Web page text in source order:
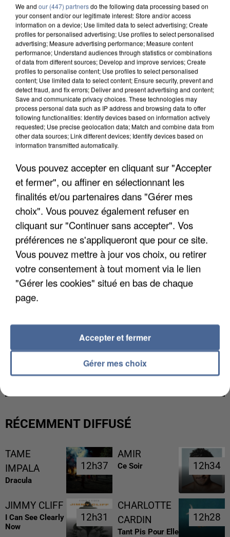
DE FAUNE SAUVAGE SONT...
L’UN DES FONDATEURS SUPPOSÉS DE LA DZ
MAFIA INTERPELLÉ EN ALGÉRIE
RÉCEMMENT DIFFUSÉ
TAME
IMPALA
Dracula
12h37
12h37
AMIR
Ce Soir 12h34
12h34
JIMMY CLIFF
I Can See Clearly
Now
12h31
12h31
CHARLOTTE
CARDIN
Tant Pis Pour Elle
12h28
12h28
We and our (447) partnersdo the following data processing based on
your consent and/or our legitimate interest: Store and/or access
information on a device; Use limited data to select advertising; Create
profiles for personalised advertising; Use profiles to select personalised
advertising; Measure advertising performance; Measure content
performance; Understand audiences through statistics or combinations
of data from different sources; Develop and improve services; Create
profiles to personalise content; Use profiles to select personalised
content; Use limited data to select content; Ensure security, prevent and
detect fraud, and fix errors; Deliver and present advertising and content;
Save and communicate privacy choices. These technologies may
process personal data such as IP address and browsing data to offer
following functionalities: Identify devices based on information actively
requested; Use precise geolocation data; Match and combine data from
other data sources; Link different devices; Identify devices based on
information transmitted automatically.
Vous pouvez accepter en cliquant sur "Accepter
et fermer", ou affiner en sélectionnant les
finalités et/ou partenaires dans "Gérer mes
choix". Vous pouvez également refuser en
cliquant sur "Continuer sans accepter". Vos
préférences ne s'appliqueront que pour ce site.
Vous pouvez mettre à jour vos choix, ou retirer
votre consentement à tout moment via le lien
"Gérer les cookies" situé en bas de chaque
page.
Gérer mes choix
Accepter et fermer